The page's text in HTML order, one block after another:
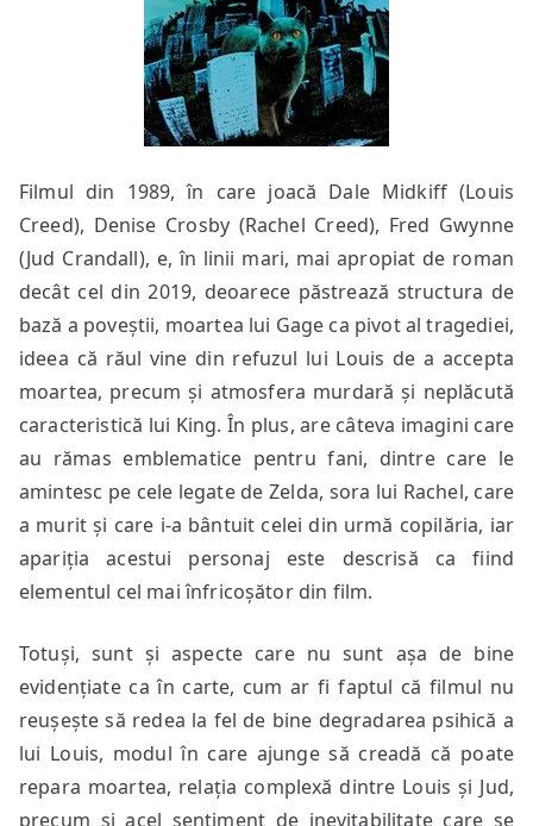
Filmul din 1989, în care joacă Dale Midkiff (Louis
Creed), Denise Crosby (Rachel Creed), Fred Gwynne
(Jud Crandall), e, în linii mari, mai apropiat de roman
decât cel din 2019, deoarece păstrează structura de
bază a poveștii, moartea lui Gage ca pivot al tragediei,
ideea că răul vine din refuzul lui Louis de a accepta
moartea, precum și atmosfera murdară și neplăcută
caracteristică lui King. În plus, are câteva imagini care
au rămas emblematice pentru fani, dintre care le
amintesc pe cele legate de Zelda, sora lui Rachel, care
a murit și care i-a bântuit celei din urmă copilăria, iar
apariția acestui personaj este descrisă ca fiind
elementul cel mai înfricoșător din film.
Totuși, sunt și aspecte care nu sunt așa de bine
evidențiate ca în carte, cum ar fi faptul că filmul nu
reușește să redea la fel de bine degradarea psihică a
lui Louis, modul în care ajunge să creadă că poate
repara moartea, relația complexă dintre Louis și Jud,
precum și acel sentiment de inevitabilitate care se